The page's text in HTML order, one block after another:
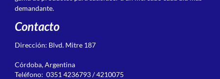
demandante.
Contacto
Dirección: Blvd. Mitre 187
Córdoba, Argentina
Teléfono: 0351 4236793 / 4210075